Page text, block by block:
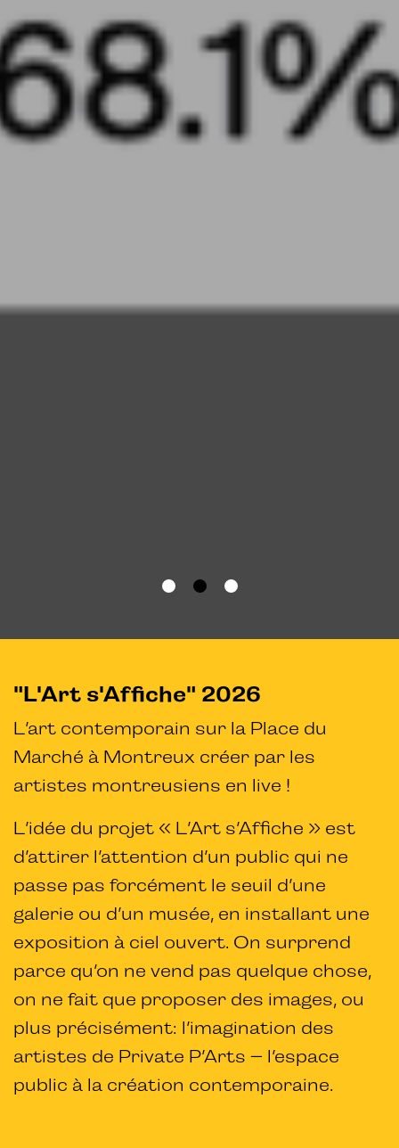
"L'Art s'Affiche" 2026
L’art contemporain sur la Place du
Marché à Montreux créer par les
artistes montreusiens en live !
L’idée du projet « L’Art s’Affiche » est
d’attirer l’attention d’un public qui ne
passe pas forcément le seuil d’une
galerie ou d’un musée, en installant une
exposition à ciel ouvert. On surprend
parce qu’on ne vend pas quelque chose,
on ne fait que proposer des images, ou
plus précisément: l’imagination des
artistes de Private P’Arts – l’espace
public à la création contemporaine.